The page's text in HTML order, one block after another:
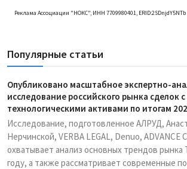
Реклама Ассоциации "НОКС", ИНН 7709980401, ERID:2SDnjdY5NTb
Популярные статьи
Опубликовано масштабное экспертно-
исследование российского рынка сделок с
технологическими активами по итогам
Исследование, подготовленное АЛРУД,
Нерчинской, VERBA LEGAL, Denuo, ADVANCE
охватывает анализ основных трендов рынка
году, а также рассматривает современные